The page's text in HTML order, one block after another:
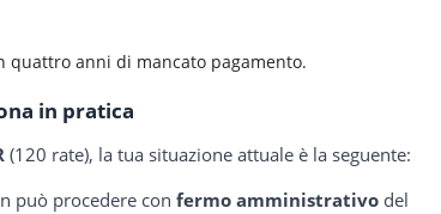
quattro anni di mancato pagamento.
in pratica
(120 rate), la tua situazione attuale è la seguente:
può procedere confermo amministrativo del